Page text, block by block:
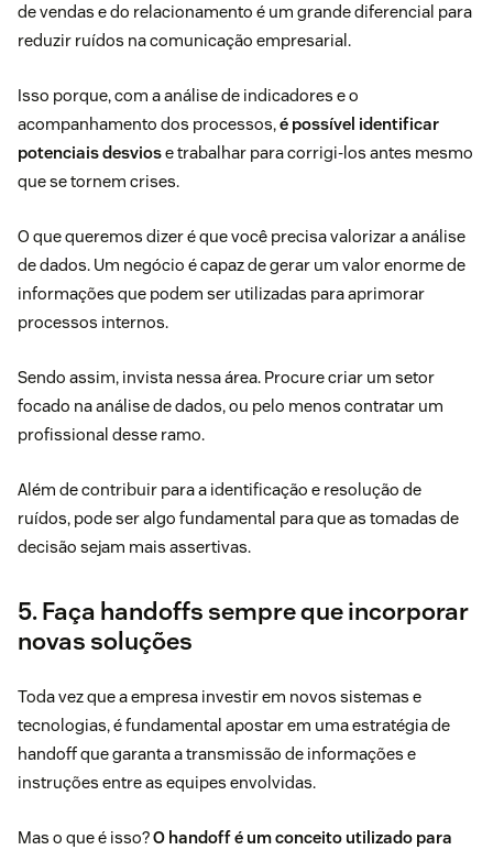
de vendas e do relacionamento é um grande diferencial para
reduzir ruídos na comunicação empresarial.
Isso porque, com a análise de indicadores e o
acompanhamento dos processos,é possível identificar
potenciais desviose trabalhar para corrigi-los antes mesmo
que se tornem crises.
O que queremos dizer é que você precisa valorizar aanálise
de dados. Um negócio é capaz de gerar um valor enorme de
informações que podem ser utilizadas para aprimorar
processos internos.
Sendo assim, invista nessa área. Procure criar um setor
focado na análise de dados, ou pelo menos contratar um
profissional desse ramo.
Além de contribuir para a identificação e resolução de
ruídos, pode ser algo fundamental para que as tomadas de
decisão sejam mais assertivas.
5. Faça handoffs sempre que incorporar
novas soluções
Toda vez que a empresa investir em novos sistemas e
tecnologias, é fundamental apostar em uma estratégia de
handoff que garanta a transmissão de informações e
instruções entre as equipes envolvidas.
Mas o que é isso?O handoff é um conceito utilizado para